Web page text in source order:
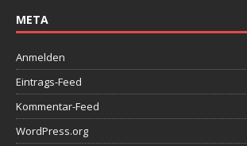
META
Anmelden
Eintrags-Feed
Kommentar-Feed
WordPress.org